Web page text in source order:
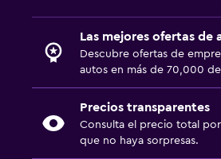
Las mejores ofertas de
Descubre ofertas de
autos en más de 70,000
Precios transparentes
Consulta el precio total
que no haya sorpresas.